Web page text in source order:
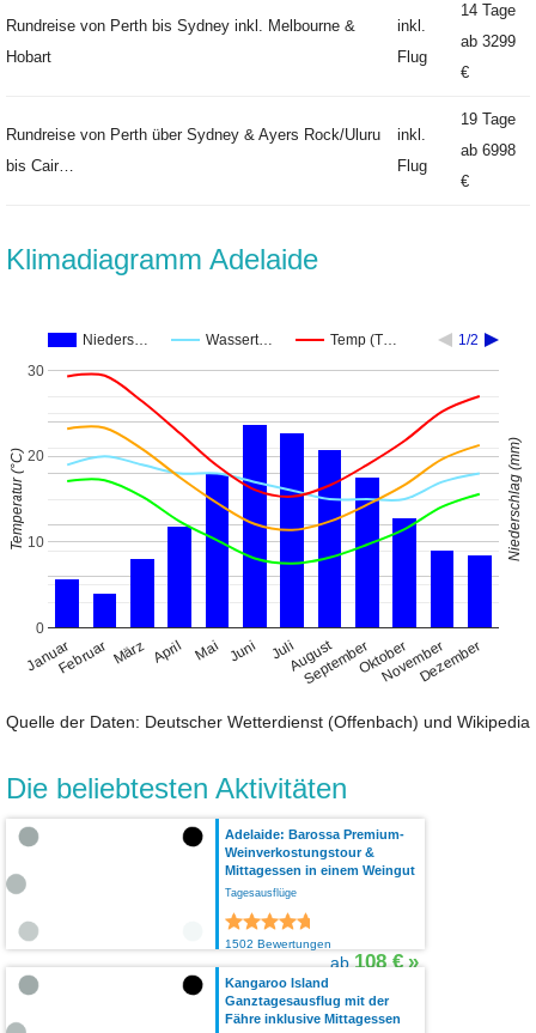
Rundreise von Perth bis Sydney inkl. Melbourne &
Hobart
inkl.
Flug
14 Tage
ab 3299
€
Rundreise von Perth über Sydney & Ayers Rock/Uluru
bis Cair…
inkl.
Flug
19 Tage
ab 6998
€
Klimadiagramm Adelaide
Nieders… Wassert… Temp (T… 1/2
JanuarFebruar März April Mai Juni JuliAugust
SeptemberOktober
NovemberDezember
0
10
20
30
Temperatur (°C) Niederschlag (mm)
Quelle der Daten: Deutscher Wetterdienst (Offenbach) und Wikipedia
Die beliebtesten Aktivitäten
Adelaide: Barossa Premium-
Weinverkostungstour &
Mittagessen in einem Weingut
Tagesausflüge
1502 Bewertungen
ab108 € »
Kangaroo Island
Ganztagesausflug mit der
Fähre inklusive Mittagessen